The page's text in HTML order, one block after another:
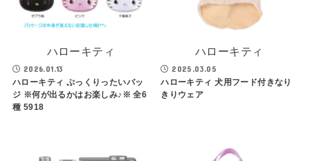
ハローキティ
2026.01.13
ハローキティ ぷっくりったいバッ
ジ ※何が出るかはお楽しみ♪※ 全6
種 5918
ハローキティ
2025.03.05
ハローキティ 犬用フード付きなり
きりウェア